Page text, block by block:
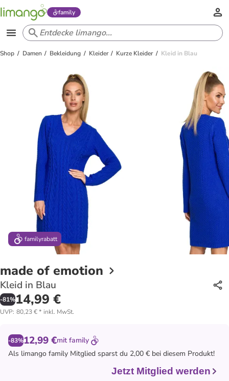
family
Shop Damen Bekleidung Kleider Kurze Kleider Kleid in Blau
familyrabatt
made of emotion
Kleid in Blau
-81%14,99 €
UVP: 80,23 €* inkl. MwSt.
-83%12,99 €mit family
Als limango family Mitglied sparst du 2,00 € bei diesem Produkt!
Jetzt Mitglied werden